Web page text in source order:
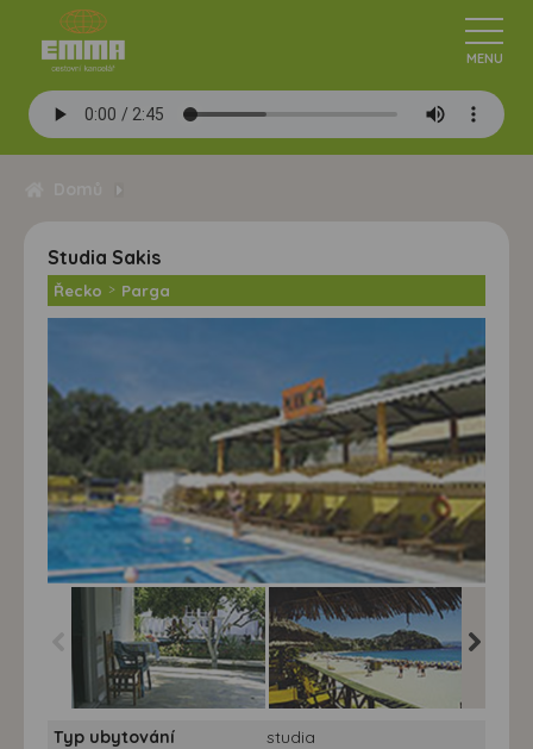
Studia Sakis
Řecko > Parga
Typ ubytování
studia